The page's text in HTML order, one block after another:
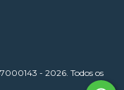
- 2026. Todos os